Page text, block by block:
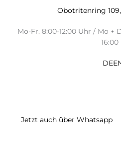
Obotritenring
Mo-Fr. 8:00-12:00 Uhr / Mo +
16:00
DE
Jetzt auch über Whatsapp